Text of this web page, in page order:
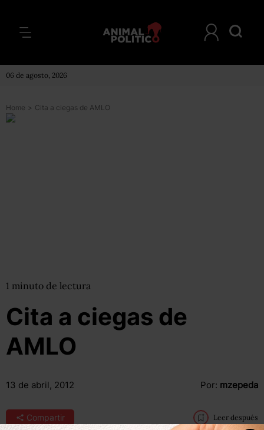
06 de agosto, 2026
Home > Cita a ciegas de AMLO
1 minuto de lectura
Cita a ciegas de
AMLO
13 de abril, 2012 Por: mzepeda
Compartir Leer después